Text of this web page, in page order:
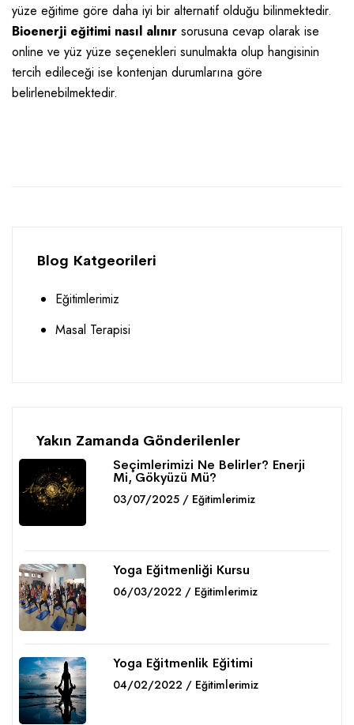
yüze eğitime göre daha iyi bir alternatif olduğu bilinmektedir.
Bioenerji eğitimi nasıl alınır sorusuna cevap olarak ise
online ve yüz yüze seçenekleri sunulmakta olup hangisinin
tercih edileceği ise kontenjan durumlarına göre
belirlenebilmektedir.
Blog Katgeorileri
Eğitimlerimiz
Masal Terapisi
Yakın Zamanda Gönderilenler
Seçimlerimizi Ne Belirler? Enerji
Mi, Gökyüzü Mü?
03/07/2025 / Eğitimlerimiz
Yoga Eğitmenliği Kursu
06/03/2022 / Eğitimlerimiz
Yoga Eğitmenlik Eğitimi
04/02/2022 / Eğitimlerimiz